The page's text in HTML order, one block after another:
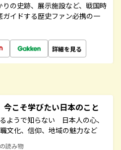
の史跡、展示施設など、戦国時
イドする歴史ファン必携の一
詳細を見る
こそ学びたい日本のこと
ようで知らない 日本人の心、
文化、信仰、地域の魅力など
読み物